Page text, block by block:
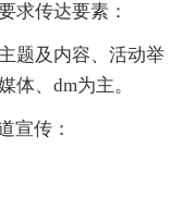
求传达要素：
题及内容、活动举
体、dm为主。
宣传：